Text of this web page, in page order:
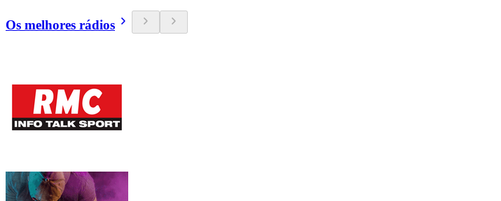
Os melhores rádios